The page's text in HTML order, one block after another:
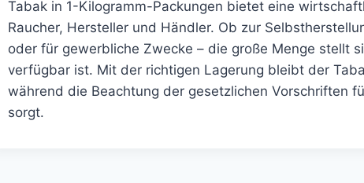
Tabak in 1-Kilogramm-Packungen bietet eine
Raucher, Hersteller und Händler. Ob zur
oder für gewerbliche Zwecke – die große Menge stellt
verfügbar ist. Mit der richtigen Lagerung bleibt der
während die Beachtung der gesetzlichen Vorschriften
sorgt.